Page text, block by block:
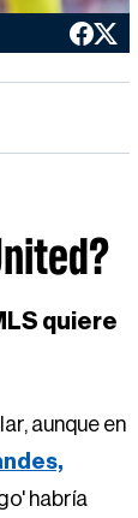
quiere
aunque en
habría